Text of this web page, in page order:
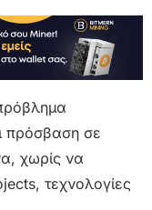
πρόσβαση σε
χωρίς να
τεχνολογίες